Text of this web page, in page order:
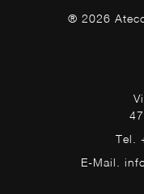
® 2026
Tel.
E-Mail.